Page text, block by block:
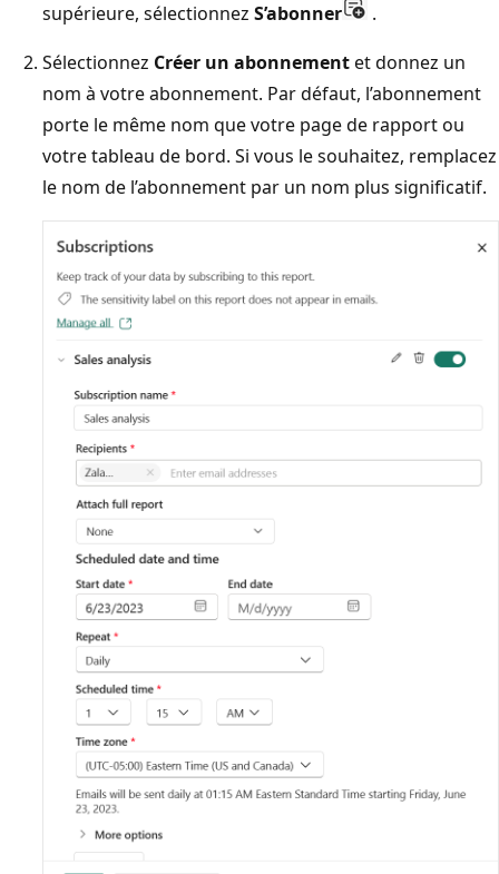
supérieure, sélectionnez S’abonner
.
Sélectionnez Créer un abonnementet donnez un
nom à votre abonnement. Par défaut, l’abonnement
porte le même nom que votre page de rapport ou
votre tableau de bord. Si vous le souhaitez, remplacez
le nom de l’abonnement par un nom plus significatif.